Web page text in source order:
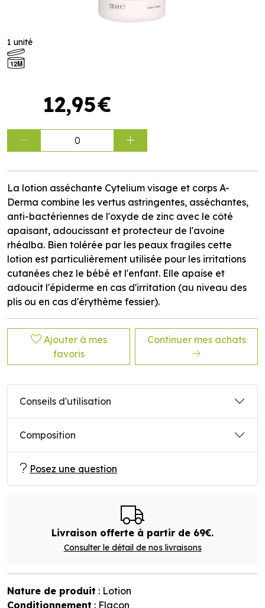
1 unité
12M
12,95€
0
La lotion asséchante Cytelium visage et corps A-
Derma combine les vertus astringentes, asséchantes,
anti-bactériennes de l'oxyde de zinc avec le côté
apaisant, adoucissant et protecteur de l'avoine
rhéalba. Bien tolérée par les peaux fragiles cette
lotion est particulièrement utilisée pour les irritations
cutanées chez le bébé et l'enfant. Elle apaise et
adoucit l'épiderme en cas d'irritation (au niveau des
plis ou en cas d'érythème fessier).
Ajouter à mes
favoris
Continuer mes achats
Conseils d'utilisation
Composition
Posez une question
Livraison offerte à partir de 69€.
Consulter le détail de nos livraisons
Nature de produit : Lotion
Conditionnement : Flacon